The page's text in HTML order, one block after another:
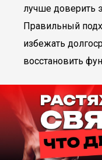
лучше доверить
Правильный
избежать
восстановить